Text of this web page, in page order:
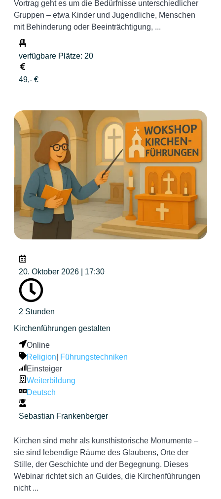
Vortrag geht es um die Bedürfnisse unterschiedlicher
Gruppen – etwa Kinder und Jugendliche, Menschen
mit Behinderung oder Beeinträchtigung, ...
verfügbare Plätze: 20
49,- €
20. Oktober 2026 | 17:30
2 Stunden
Kirchenführungen gestalten
Online
Religion
Führungstechniken
Einsteiger
Weiterbildung
Deutsch
Sebastian Frankenberger
Kirchen sind mehr als kunsthistorische Monumente –
sie sind lebendige Räume des Glaubens, Orte der
Stille, der Geschichte und der Begegnung. Dieses
Webinar richtet sich an Guides, die Kirchenführungen
nicht ...